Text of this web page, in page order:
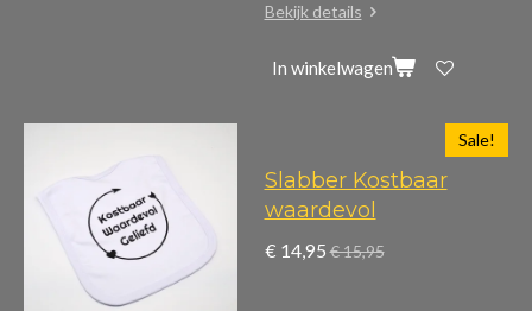
Bekijk details
In winkelwagen
Sale!
Slabber Kostbaar
waardevol
€ 14,95 € 15,95